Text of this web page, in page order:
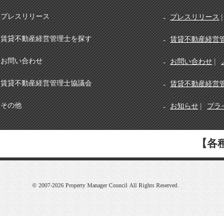
プレスリリース プレスリリース
賃貸不動産経営管理士を探す 賃貸不動産経営
お問い合わせ お問い合わせ
賃貸不動産経営管理士協議会 賃貸不動産経営
その他 お知らせ プラ
【
© 2007-2026 Property Manager Council All Rights Reserved.